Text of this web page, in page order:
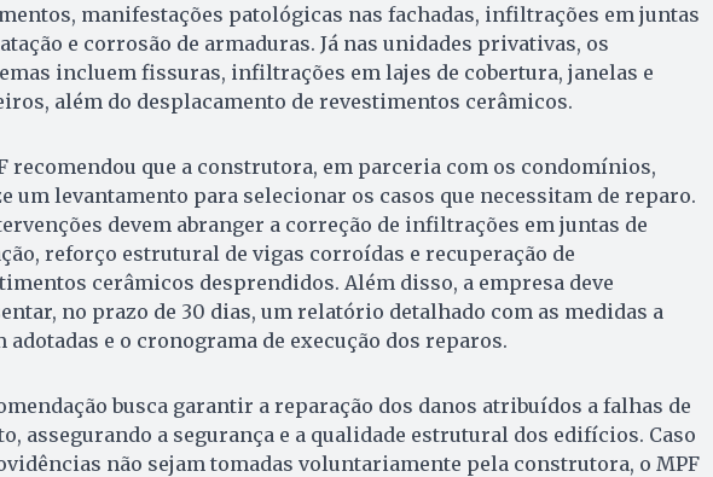
manifestações patológicas nas fachadas, infiltrações em juntas
e corrosão de armaduras. Já nas unidades privativas, os
incluem fissuras, infiltrações em lajes de cobertura, janelas e
além do desplacamento de revestimentos cerâmicos.
recomendou que a construtora, em parceria com os condomínios,
um levantamento para selecionar os casos que necessitam de reparo.
devem abranger a correção de infiltrações em juntas de
reforço estrutural de vigas corroídas e recuperação de
cerâmicos desprendidos. Além disso, a empresa deve
no prazo de 30 dias, um relatório detalhado com as medidas a
adotadas e o cronograma de execução dos reparos.
busca garantir a reparação dos danos atribuídos a falhas de
assegurando a segurança e a qualidade estrutural dos edifícios. Caso
não sejam tomadas voluntariamente pela construtora, o MPF